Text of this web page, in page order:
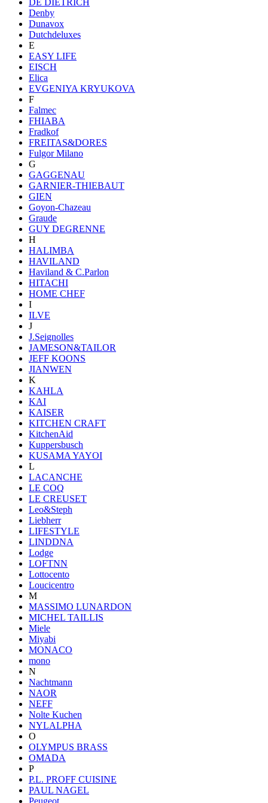
Denby
Dunavox
Dutchdeluxes
E
EASY LIFE
EISCH
Elica
EVGENIYA KRYUKOVA
F
Falmec
FHIABA
Fradkof
FREITAS&DORES
Fulgor Milano
G
GAGGENAU
GARNIER-THIEBAUT
GIEN
Goyon-Chazeau
Graude
GUY DEGRENNE
H
HALIMBA
HAVILAND
Haviland & C.Parlon
HITACHI
HOME CHEF
I
ILVE
J
J.Seignolles
JAMESON&TAILOR
JEFF KOONS
JIANWEN
K
KAHLA
KAI
KAISER
KITCHEN CRAFT
KitchenAid
Kuppersbusch
KUSAMA YAYOI
L
LACANCHE
LE COQ
LE CREUSET
Leo&Steph
Liebherr
LIFESTYLE
LINDDNA
Lodge
LOFTNN
Lottocento
Loucicentro
M
MASSIMO LUNARDON
MICHEL TAILLIS
Miele
Miyabi
MONACO
mono
N
Nachtmann
NAOR
NEFF
Nolte Kuchen
NYLALPHA
O
OLYMPUS BRASS
OMADA
P
P.L. PROFF CUISINE
PAUL NAGEL
Peugeot